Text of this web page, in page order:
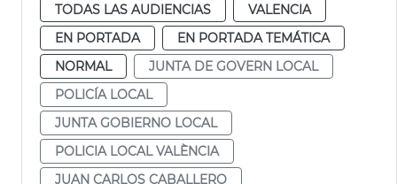
TODAS LAS AUDIENCIAS
VALENCIA
EN PORTADA
EN PORTADA TEMÁTICA
NORMAL
JUNTA DE GOVERN LOCAL
POLICÍA LOCAL
JUNTA GOBIERNO LOCAL
POLICIA LOCAL VALÈNCIA
JUAN CARLOS CABALLERO